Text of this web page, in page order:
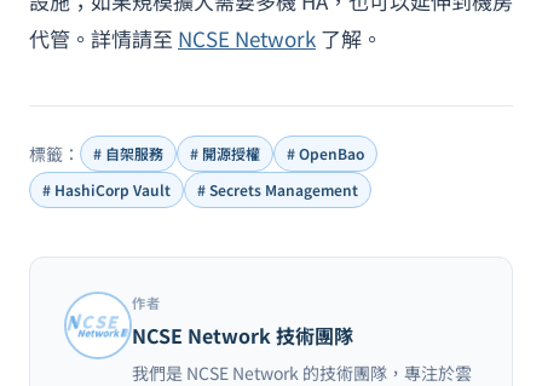
代管。詳情請至 NCSE Network 了解。
標籤： # 自架服務 # 開源授權
# OpenBao
# HashiCorp Vault
# Secrets Management
作者
NCSE Network 技術團隊
我們是 NCSE Network 的技術團隊，專注於雲